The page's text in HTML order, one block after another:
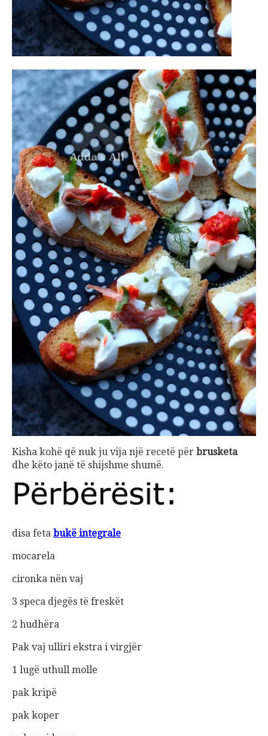
Kisha kohë që nuk ju vija një recetë për brusketa
dhe këto janë të shijshme shumë.
disa feta bukë integrale
mocarela
cironka nën vaj
3 speca djegës të freskët
2 hudhëra
Pak vaj ulliri ekstra i virgjër
1 lugë uthull molle
pak kripë
pak koper